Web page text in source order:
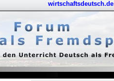
wirtschaftsdeutsch.de